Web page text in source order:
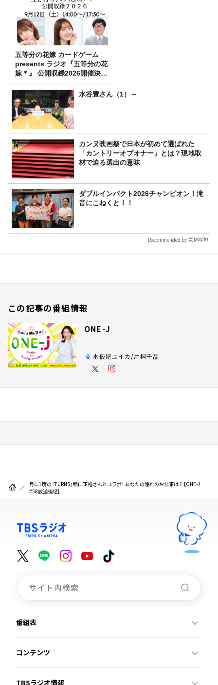
五等分の花嫁 カードゲーム
presents ラジオ『五等分の花
嫁＊』 公開収録2026開催決
定！
水谷豊さん（1）～
カンヌ映画祭で日本が初めて選ばれた
「カントリーオブオナー」とは？現地取
材で迫る選出の意味
ダブルインパクト2026チャンピオン！滝
音にこねくと！！
Recommended by
この記事の番組情報
ONE-J
本仮屋ユイカ/片桐千晶
月に1度の『TURNS』堀口正裕さんとコラボ！ あなたの憧れのお仕事は？ 【ONE-J
#58放送後記】
番組表
コンテンツ
TBSラジオ情報